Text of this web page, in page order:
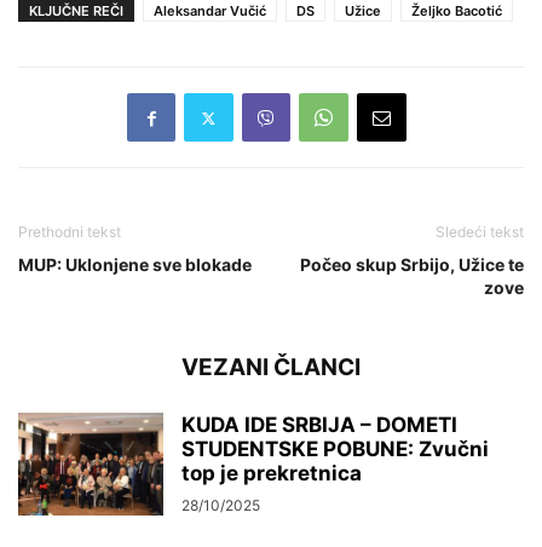
KLJUČNE REČI Aleksandar Vučić DS Užice Željko Bacotić
Prethodni tekst
MUP: Uklonjene sve blokade
Sledeći tekst
Počeo skup Srbijo, Užice te
zove
VEZANI ČLANCI
KUDA IDE SRBIJA – DOMETI
STUDENTSKE POBUNE: Zvučni
top je prekretnica
28/10/2025